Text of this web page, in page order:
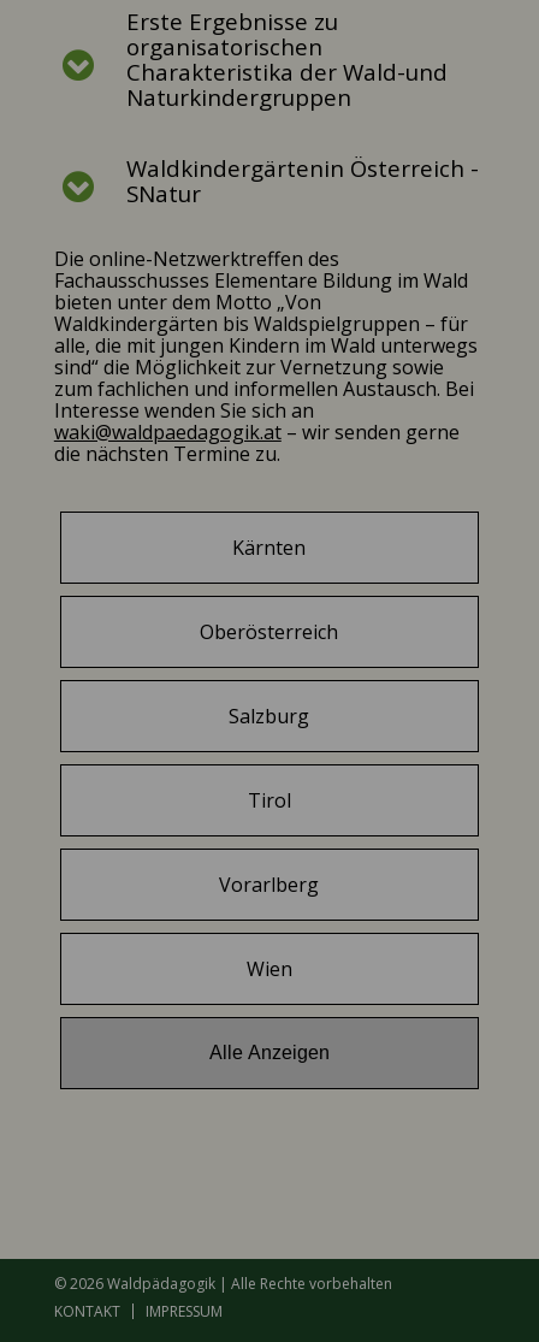
Erste Ergebnisse zu
organisatorischen
Charakteristika der Wald-und
Naturkindergruppen
Waldkindergärtenin Österreich -
SNatur
Die online-Netzwerktreffen des
Fachausschusses Elementare Bildung im Wald
bieten unter dem Motto „Von
Waldkindergärten bis Waldspielgruppen – für
alle, die mit jungen Kindern im Wald unterwegs
sind“ die Möglichkeit zur Vernetzung sowie
zum fachlichen und informellen Austausch. Bei
Interesse wenden Sie sich an
waki@waldpaedagogik.at– wir senden gerne
die nächsten Termine zu.
Kärnten
Oberösterreich
Salzburg
Tirol
Vorarlberg
Wien
Alle Anzeigen
© 2026 Waldpädagogik | Alle Rechte vorbehalten
KONTAKT
IMPRESSUM